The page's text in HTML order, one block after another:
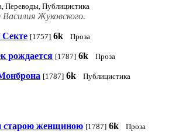
Переводы, Публицистика
Жуковского.
[1757] 6k Проза
рождается [1787] 6k Проза
[1787] 6k Публицистика
старою женщиною [1787] 6k Проза